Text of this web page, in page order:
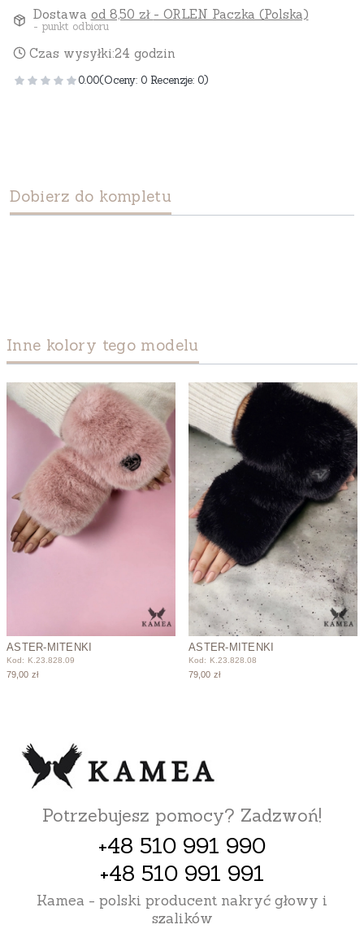
Dostawa od 8,50 zł - ORLEN Paczka (Polska)
- punkt odbioru
Czas wysyłki:24 godzin
0.00(Oceny: 0 Recenzje: 0)
Dobierz do kompletu
Inne kolory tego modelu
ASTER-MITENKI
Kod: K.23.828.09
79,00 zł
ASTER-MITENKI
Kod: K.23.828.08
79,00 zł
Potrzebujesz pomocy? Zadzwoń!
+48 510 991 990
+48 510 991 991
Kamea - polski producent nakryć głowy i
szalików